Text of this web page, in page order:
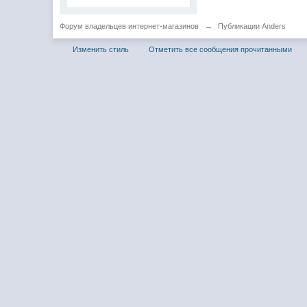
Форум владельцев интернет-магазинов → Публикации Anders
Изменить стиль Отметить все сообщения прочитанными